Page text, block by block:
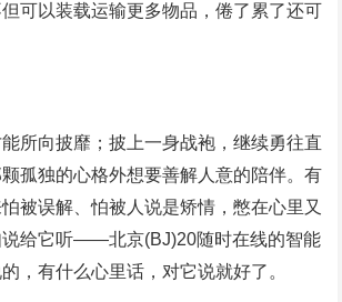
可以装载运输更多物品，倦了累了还可
所向披靡；披上一身战袍，继续勇往直
孤独的心格外想要善解人意的陪伴。有
被误解、怕被人说是矫情，憋在心里又
说给它听——北京(BJ)20随时在线的智能
，有什么心里话，对它说就好了。